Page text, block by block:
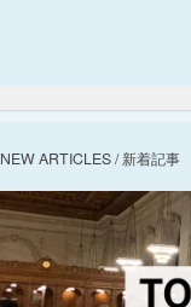
NEW ARTICLES / 新着記事